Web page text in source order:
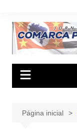
conteúdo
Página inicial